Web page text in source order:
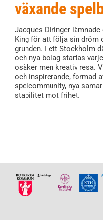
växande
Jacques Diringer
King för att följa sin dröm
grunden. I ett Stockholm
och nya bolag startas
osäker men kreativ resa.
och inspirerande, formad
spelcommunity, nya
stabilitet mot frihet.